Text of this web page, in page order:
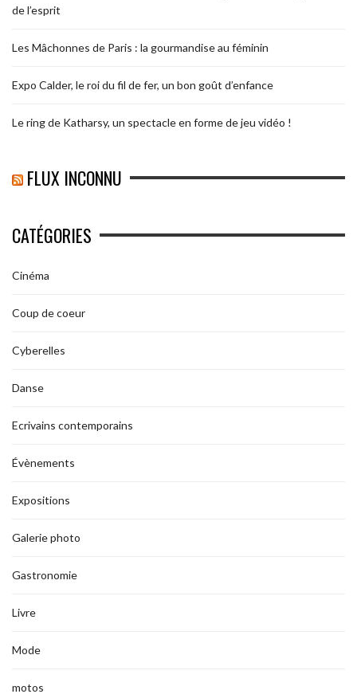
de l’esprit
Les Mâchonnes de Paris : la gourmandise au féminin
Expo Calder, le roi du fil de fer, un bon goût d’enfance
Le ring de Katharsy, un spectacle en forme de jeu vidéo !
FLUX INCONNU
CATÉGORIES
Cinéma
Coup de coeur
Cyberelles
Danse
Ecrivains contemporains
Évènements
Expositions
Galerie photo
Gastronomie
Livre
Mode
motos